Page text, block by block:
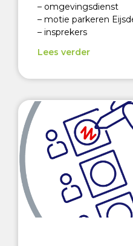
– omgevingsdienst
– motie parkeren
– insprekers
Lees verder